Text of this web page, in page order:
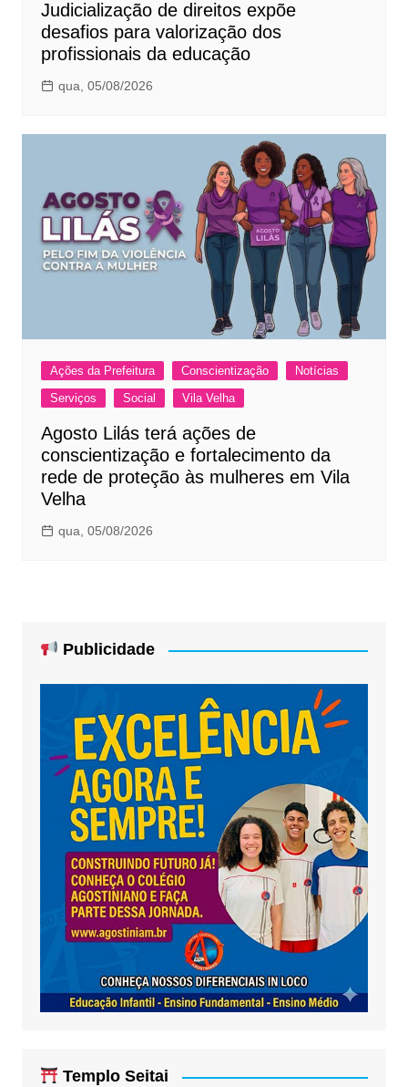
Judicialização de direitos expõe
desafios para valorização dos
profissionais da educação
qua, 05/08/2026
Ações da Prefeitura Conscientização
Notícias
Serviços
Social Vila Velha
Agosto Lilás terá ações de
conscientização e fortalecimento da
rede de proteção às mulheres em Vila
Velha
qua, 05/08/2026
Publicidade
Templo Seitai